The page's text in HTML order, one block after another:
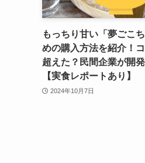
もっちり甘い「夢ごこ
めの購入方法を紹介！
超えた？民間企業が開
【実食レポートあり】
2024年10月7日